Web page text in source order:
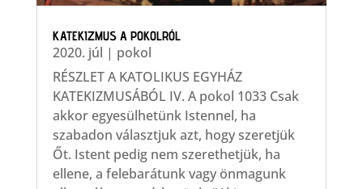
KATEKIZMUS A POKOLRÓL
2020. júl | pokol
RÉSZLET A KATOLIKUS EGYHÁZ
KATEKIZMUSÁBÓL IV. A pokol 1033 Csak
akkor egyesülhetünk Istennel, ha
szabadon választjuk azt, hogy szeretjük
Őt. Istent pedig nem szerethetjük, ha
ellene, a felebarátunk vagy önmagunk